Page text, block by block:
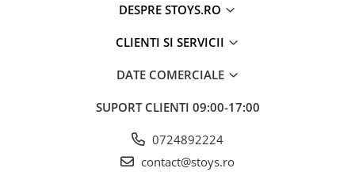
DESPRE STOYS.RO
CLIENTI SI SERVICII
DATE COMERCIALE
SUPORT CLIENTI 09:00-17:00
0724892224
contact@stoys.ro